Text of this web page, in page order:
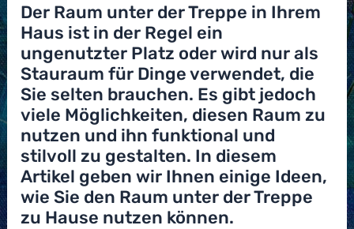
Der Raum unter der Treppe in Ihrem
Haus ist in der Regel ein
ungenutzter Platz oder wird nur als
Stauraum für Dinge verwendet, die
Sie selten brauchen. Es gibt jedoch
viele Möglichkeiten, diesen Raum zu
nutzen und ihn funktional und
stilvoll zu gestalten. In diesem
Artikel geben wir Ihnen einige Ideen,
wie Sie den Raum unter der Treppe
zu Hause nutzen können.